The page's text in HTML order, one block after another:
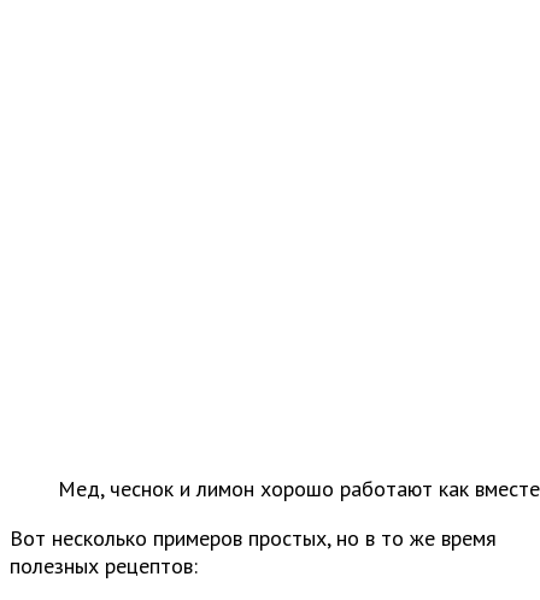
Мед, чеснок и лимон хорошо работают как
Вот несколько примеров простых, но в то же время
полезных рецептов: